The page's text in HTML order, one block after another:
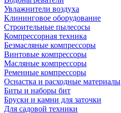
Увлажнители воздуха
Клининговое оборудование
Строительные пылесосы
Компрессорная техника
Безмасляные компрессоры
Винтовые компрессоры
Масляные компрессоры
Ременные компрессоры
Оснастка и расходные материалы
Биты и наборы бит
Бруски и камни для заточки
Для садовой техники